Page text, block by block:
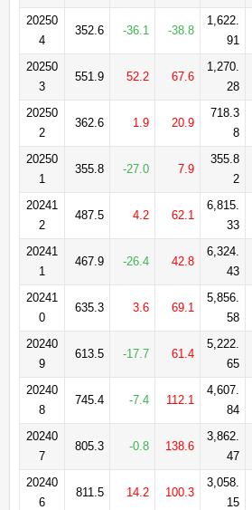
20250
4
352.6 -36.1 -38.8
1,622.
91
20250
3
551.9 52.2 67.6
1,270.
28
20250
2
362.6 1.9 20.9
718.3
8
20250
1
355.8 -27.0 7.9
355.8
2
20241
2
487.5 4.2 62.1
6,815.
33
20241
1
467.9 -26.4 42.8
6,324.
43
20241
0
635.3 3.6 69.1
5,856.
58
20240
9
613.5 -17.7 61.4
5,222.
65
20240
8
745.4 -7.4 112.1
4,607.
84
20240
7
805.3 -0.8 138.6
3,862.
47
20240
6
811.5 14.2 100.3
3,058.
15